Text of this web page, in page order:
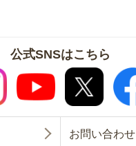
公式SNSはこちら
お問い合わせ